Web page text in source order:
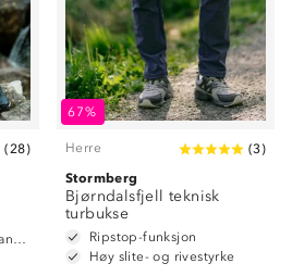
(28)
Vanntett (15 000 mm vannsøyle)
67%
Herre (3)
Stormberg
Bjørndalsfjell teknisk
turbukse
Ripstop-funksjon
Høy slite- og rivestyrke